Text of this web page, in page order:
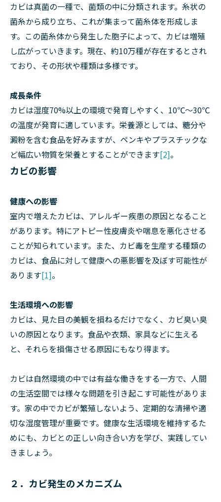
カビは真菌の一種で、菌類の中に分類されます。糸状の
菌糸から成り立ち、これが集まって菌糸体を形成しま
す。この菌糸体から発生した胞子によって、カビは増殖
し広がっていきます。現在、約10万種が存在するとされ
ており、その形状や種類は多様です。
成長条件
カビは湿度70%以上の環境で発育しやすく、10℃～30℃
の温度が発育に適しています。栄養源としては、糖分や
澱粉を含む食品を好みますが、ペンキやプラスチックな
ど幅広い物質を栄養とすることができます[2]。
カビの影響
健康への影響
室内で増えたカビは、アレルギー疾患の原因となること
があります。特にアトピー性皮膚炎や喘息を悪化させる
ことが知られています。また、カビ毒を生産する種類の
カビは、食品に対して健康への悪影響を及ぼす可能性が
あります[1]。
生活環境への影響
カビは、見た目の美観を損ねるだけでなく、カビ臭い臭
いの原因となります。食品や衣類、家具などに生える
と、それらを損傷させる原因にもなり得ます。
カビは自然環境の中では有益な働きをする一方で、人間
の生活空間では様々な問題を引き起こす可能性がありま
す。家の中でカビが繁殖しないよう、定期的な清掃や適
切な湿度管理が重要です。健康な生活環境を維持するた
めにも、カビとの正しい向き合い方を学び、実践してい
きましょう。
２．カビ発生のメカニズム